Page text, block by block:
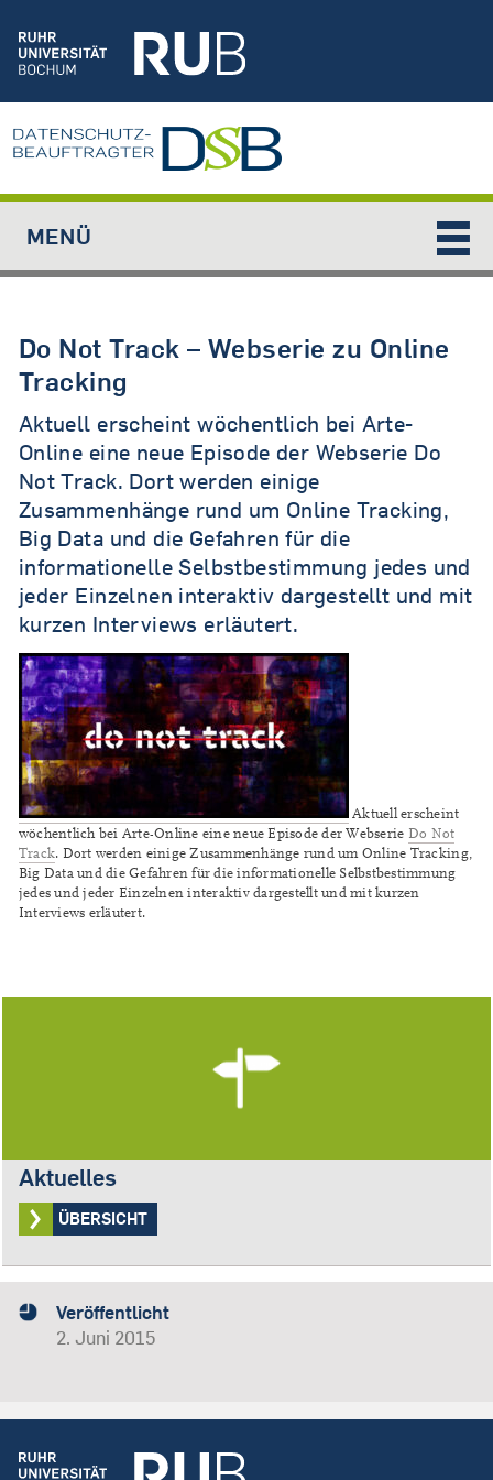
MENÜ
Do Not Track – Webserie zu Online
Tracking
Aktuell erscheint wöchentlich bei Arte-
Online eine neue Episode der Webserie Do
Not Track. Dort werden einige
Zusammenhänge rund um Online Tracking,
Big Data und die Gefahren für die
informationelle Selbstbestimmung jedes und
jeder Einzelnen interaktiv dargestellt und mit
kurzen Interviews erläutert.
Aktuell erscheint
wöchentlich bei Arte-Online eine neue Episode der Webserie Do Not
Track. Dort werden einige Zusammenhänge rund um Online Tracking,
Big Data und die Gefahren für die informationelle Selbstbestimmung
jedes und jeder Einzelnen interaktiv dargestellt und mit kurzen
Interviews erläutert.
Aktuelles
ÜBERSICHT
Veröffentlicht
2. Juni 2015